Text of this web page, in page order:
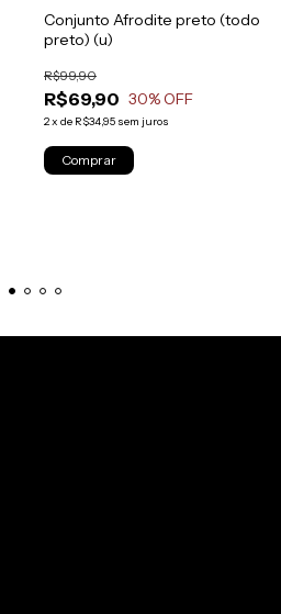
Conjunto Afrodite preto (todo
preto) (u)
R$69,90
R$99,90
30% OFF
2x de R$34,95 sem juros